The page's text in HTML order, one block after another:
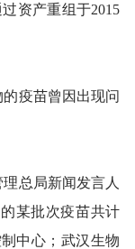
资产重组于2015
疫苗曾因出现问
总局新闻发言人
某批次疫苗共计
中心；武汉生物